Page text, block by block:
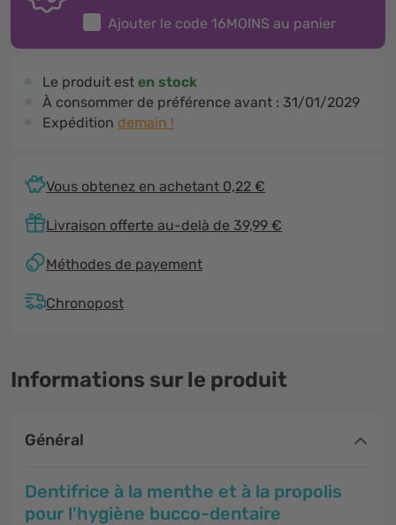
Ajouter le code 16MOINS au panier
Le produit est en stock
À consommer de préférence avant : 31/01/2029
Expédition demain !
Vous obtenez en achetant 0,22 €
Livraison offerte au-delà de 39,99 €
Méthodes de payement
Chronopost
Informations sur le produit
Général
Dentifrice à la menthe et à la propolis
pour l'hygiène bucco-dentaire